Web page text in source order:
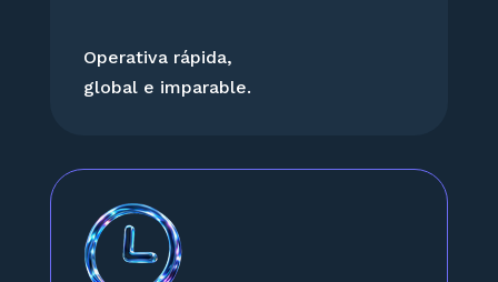
Operativa rápida,
global e imparable.